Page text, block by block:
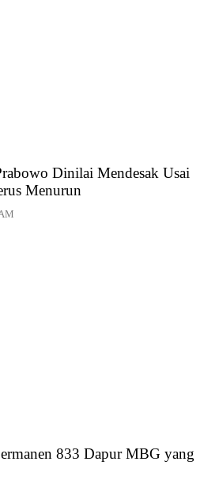
Dinilai Mendesak Usai
Menurun
833 Dapur MBG yang